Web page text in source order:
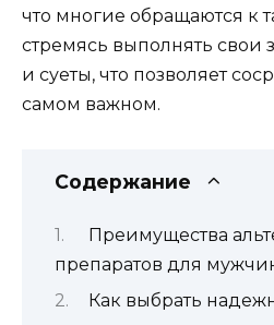
что многие обращаются к
стремясь выполнять свои
и суеты, что позволяет
самом важном.
Содержание
Преимущества
препаратов для
Как выбрать